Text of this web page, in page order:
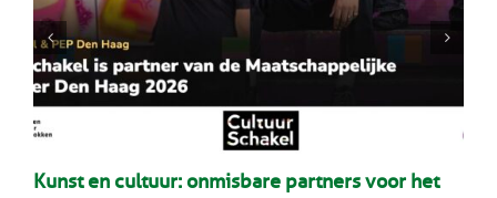
Kunst en cultuur: onmisbare partners voor het